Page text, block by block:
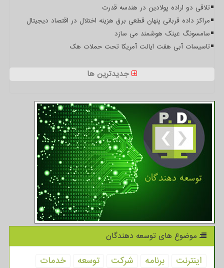
تلاقی دو اراده پولادین در هندسه قدرت
مراکز داده قربانی پنهان قطعی برق هزینه اختلال در اقتصاد دیجیتال
سامسونگ عینک هوشمند می سازد
تاسیسات آبی هفت ایالت آمریکا تحت حملات هک
جدیدترین ها
موضوع های توسعه دهندگان
اینترنت برنامه شركت توسعه
خدمات